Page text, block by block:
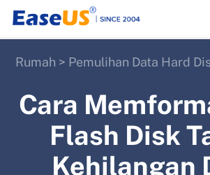
Rumah > Pemulihan Data Hard
Cara
Flash Disk
Kehilangan